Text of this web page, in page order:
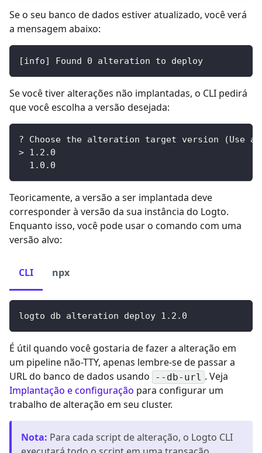
Se o seu banco de dados estiver atualizado, você verá
a mensagem abaixo:
[info] Found 0 alteration to deploy
Se você tiver alterações não implantadas, o CLI pedirá
que você escolha a versão desejada:
? Choose the alteration target version (Use
> 1.2 .0
1.0 .0
Teoricamente, a versão a ser implantada deve
corresponder à versão da sua instância do Logto.
Enquanto isso, você pode usar o comando com uma
versão alvo:
CLI npx
logto db alteration deploy 1.2 .0
É útil quando você gostaria de fazer a alteração em
um pipeline não-TTY, apenas lembre-se de passar a
URL do banco de dados usando
--db-url . Veja
Implantação e configuração para configurar um
trabalho de alteração em seu cluster.
Nota: Para cada script de alteração, o Logto CLI